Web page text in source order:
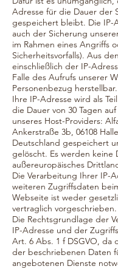
Adresse für die Dauer der
gespeichert bleibt. Die IP-
auch der Sicherung
im Rahmen eines Angriffs
Sicherheitsvorfalls). Aus
einschließlich der IP-
Falle des Aufrufs unserer
Personenbezug herstellbar.
Ihre IP-Adresse wird als
die Dauer von 30 Tagen
unseres Host-Providers:
Ankerstraße 3b, 06108
Deutschland gespeichert
gelöscht. Es werden keine
außereuropäisches
Die Verarbeitung Ihrer IP-
weiteren Zugriffsdaten
Webseite ist weder
vertraglich vorgeschrieben.
Die Rechtsgrundlage der
IP-Adresse und der
Art. 6 Abs. 1 f DSGVO, da
der beschriebenen Daten
angebotenen Dienste